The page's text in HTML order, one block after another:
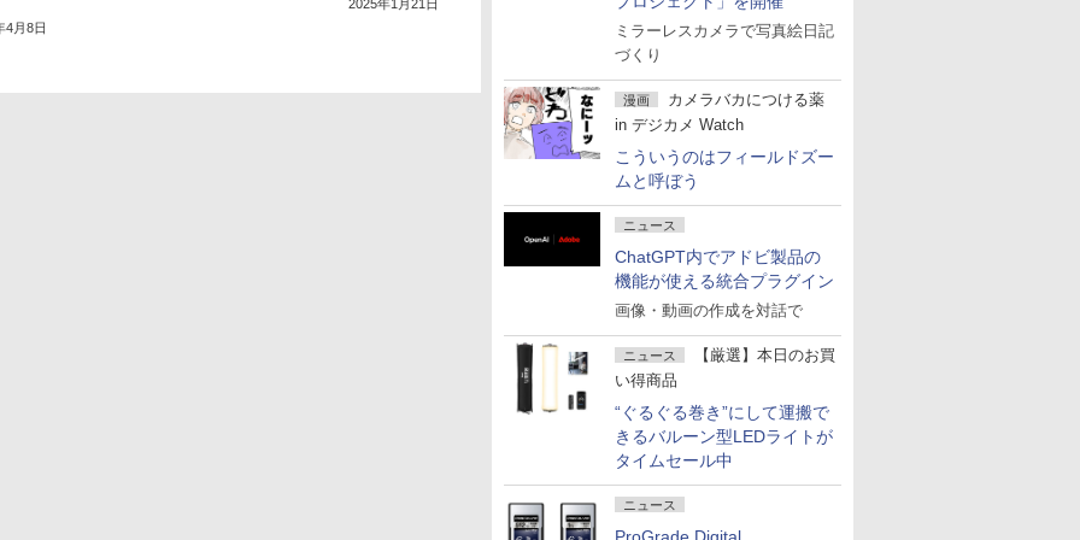
ミラーレスカメラで写真絵日記
づくり
漫画
カメラバカにつける薬
in デジカメ Watch
こういうのはフィールドズー
ムと呼ぼう
ニュース
ChatGPT内でアドビ製品の
機能が使える統合プラグイン
画像・動画の作成を対話で
ニュース
【厳選】本日のお買
い得商品
“ぐるぐる巻き”にして運搬で
きるバルーン型LEDライトが
タイムセール中
ニュース
4月8日
2025年1月21日